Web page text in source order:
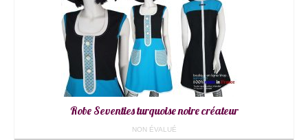
Robe Seventies turquoise noire créateur
NON ÉVALUÉ